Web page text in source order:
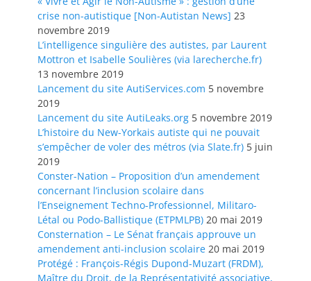
crise non-autistique [Non-Autistan News] 23
novembre 2019
L’intelligence singulière des autistes, par Laurent
Mottron et Isabelle Soulières (via larecherche.fr)
13 novembre 2019
Lancement du site AutiServices.com 5 novembre
2019
Lancement du site AutiLeaks.org 5 novembre 2019
L’histoire du New-Yorkais autiste qui ne pouvait
s’empêcher de voler des métros (via Slate.fr) 5 juin
2019
Conster-Nation – Proposition d’un amendement
concernant l’inclusion scolaire dans
l’Enseignement Techno-Professionnel, Militaro-
Létal ou Podo-Ballistique (ETPMLPB) 20 mai 2019
Consternation – Le Sénat français approuve un
amendement anti-inclusion scolaire 20 mai 2019
Protégé : François-Régis Dupond-Muzart (FRDM),
Maître du Droit, de la Représentativité associative,